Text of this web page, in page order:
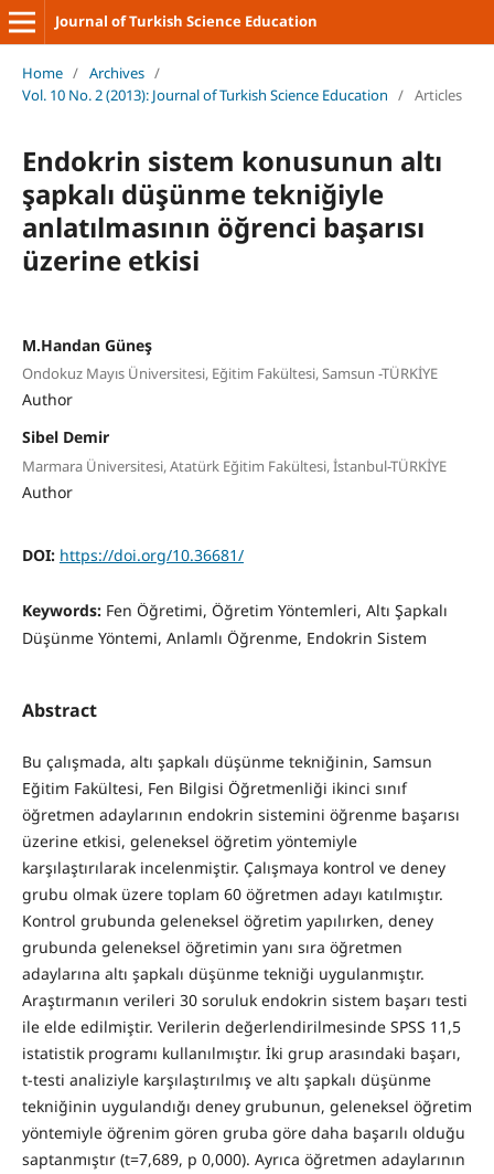
Journal of Turkish Science Education
Home / Archives /
Vol. 10 No. 2 (2013): Journal of Turkish Science Education / Articles
Endokrin sistem konusunun altı
şapkalı düşünme tekniğiyle
anlatılmasının öğrenci başarısı
üzerine etkisi
M.Handan Güneş
Ondokuz Mayıs Üniversitesi, Eğitim Fakültesi, Samsun -TÜRKİYE
Author
Sibel Demir
Marmara Üniversitesi, Atatürk Eğitim Fakültesi, İstanbul-TÜRKİYE
Author
DOI: https://doi.org/10.36681/
Keywords: Fen Öğretimi, Öğretim Yöntemleri, Altı Şapkalı
Düşünme Yöntemi, Anlamlı Öğrenme, Endokrin Sistem
Abstract
Bu çalışmada, altı şapkalı düşünme tekniğinin, Samsun
Eğitim Fakültesi, Fen Bilgisi Öğretmenliği ikinci sınıf
öğretmen adaylarının endokrin sistemini öğrenme başarısı
üzerine etkisi, geleneksel öğretim yöntemiyle
karşılaştırılarak incelenmiştir. Çalışmaya kontrol ve deney
grubu olmak üzere toplam 60 öğretmen adayı katılmıştır.
Kontrol grubunda geleneksel öğretim yapılırken, deney
grubunda geleneksel öğretimin yanı sıra öğretmen
adaylarına altı şapkalı düşünme tekniği uygulanmıştır.
Araştırmanın verileri 30 soruluk endokrin sistem başarı testi
ile elde edilmiştir. Verilerin değerlendirilmesinde SPSS 11,5
istatistik programı kullanılmıştır. İki grup arasındaki başarı,
t-testi analiziyle karşılaştırılmış ve altı şapkalı düşünme
tekniğinin uygulandığı deney grubunun, geleneksel öğretim
yöntemiyle öğrenim gören gruba göre daha başarılı olduğu
saptanmıştır (t=7,689, p 0,000). Ayrıca öğretmen adaylarının